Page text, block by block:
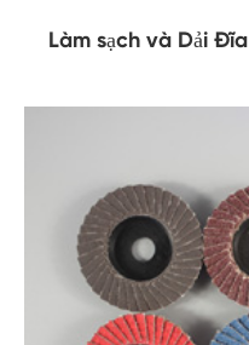
Làm sạch và Dải Đĩa